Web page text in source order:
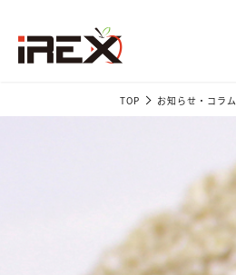
TOP お知らせ・コラム